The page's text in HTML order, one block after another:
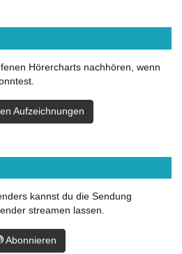
Hörercharts nachhören, wenn
Aufzeichnungen
kannst du die Sendung
streamen lassen.
Abonnieren